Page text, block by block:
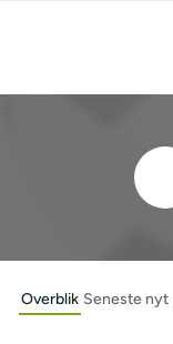
Overblik Seneste nyt